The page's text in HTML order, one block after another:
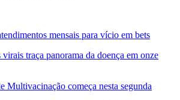
mensais para vício em bets
traça panorama da doença em onze
Multivacinação começa nesta segunda